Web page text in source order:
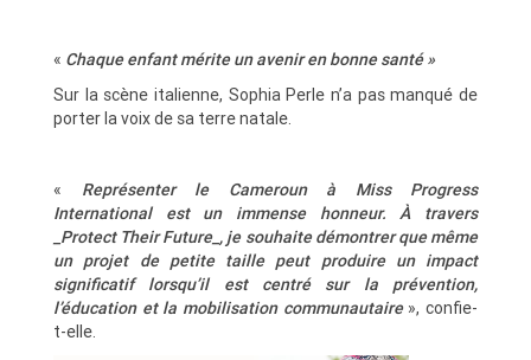
« Chaque enfant mérite un avenir en bonne santé »
Sur la scène italienne, Sophia Perle n’a pas manqué de
porter la voix de sa terre natale.
« Représenter le Cameroun à Miss Progress
International est un immense honneur. À travers
_Protect Their Future_, je souhaite démontrer que même
un projet de petite taille peut produire un impact
significatif lorsqu’il est centré sur la prévention,
l’éducation et la mobilisation communautaire», confie-
t-elle.